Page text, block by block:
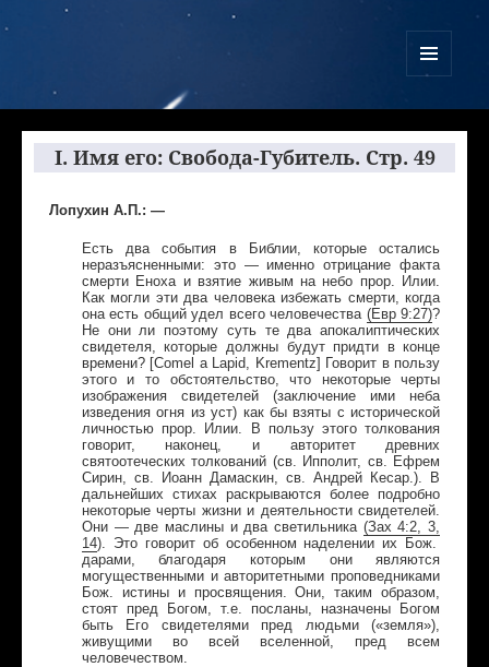
I. Имя его: Свобода-Губитель. Стр. 49
Лопухин А.П.: —
Есть два события в Библии, которые остались
неразъясненными: это — именно отрицание факта
смерти Еноха и взятие живым на небо прор. Илии.
Как могли эти два человека избежать смерти, когда
она есть oбщий удел всего человечества (Евр9:27)?
Не они ли поэтому суть те два апокалиптических
свидетеля, которые должны будут придти в конце
времени? [Comel a Lapid, Krementz] Говорит в пользу
этого и то обстоятельство, что некоторые черты
изображения свидетелей (заключение ими неба
изведения огня из уст) как бы взяты с исторической
личностью прор. Илии. В пользу этого толкования
говорит, наконец, и авторитет древних
святоотеческих толкований (св. Ипполит, св. Ефрем
Cирин, св. Иоанн Дамаскин, св. Андрей Кеcap.). В
дальнейших стихах раскрываются более подробно
некоторые черты жизни и деятельности свидетелей.
Они — две маслины и два светильника (Зах 4:2, 3,
14). Это говорит об особенном наделении их Бож.
дарами, благодаря которым они являются
могущественными и авторитетными проповедниками
Бож. истины и просвящения. Они, таким образом,
стоят пред Богом, т.е. посланы, назначены Богом
быть Его свидетелями пред людьми («земля»),
живущими во всей вселенной, пред всем
человечеством.